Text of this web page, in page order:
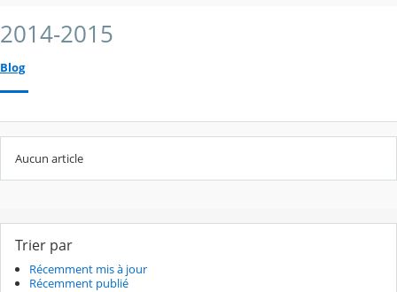
2014-2015
Blog
Aucun article
Trier par
Récemment mis à jour
Récemment publié